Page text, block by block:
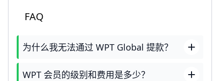
FAQ
为什么我无法通过 WPT Global 提款？
WPT 会员的级别和费用是多少？